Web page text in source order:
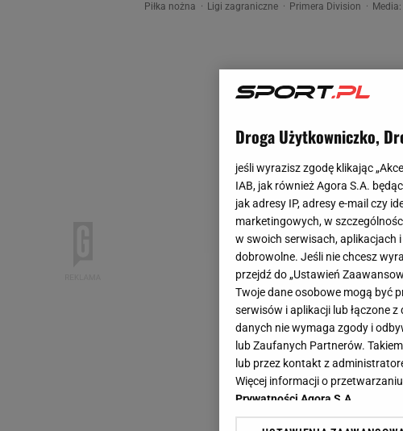
Piłka nożna Ligi zagraniczne Primera Division
Droga Użytkowniczko,
jeśli wyrazisz zgodę klikając
IAB, jak również Agora S.A.
jak adresy IP, adresy e-mail czy
marketingowych, w
w swoich serwisach, aplikacjach
dobrowolne. Jeśli nie chcesz
przejdź do „Ustawień
Twoje dane osobowe mogą być
serwisów i aplikacji lub łączone
danych nie wymaga zgody i
lub Zaufanych Partnerów.
lub przez kontakt z
Więcej informacji o
Prywatności Agora S.A.